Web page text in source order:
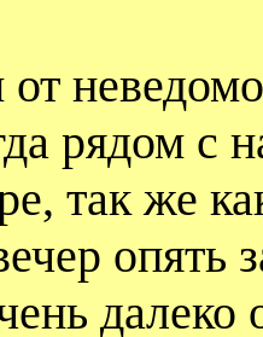
от
рядом с
так же
опять